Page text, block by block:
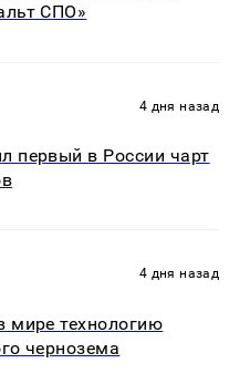
СПО»
4 дня назад
первый в России чарт
4 дня назад
технологию
чернозема